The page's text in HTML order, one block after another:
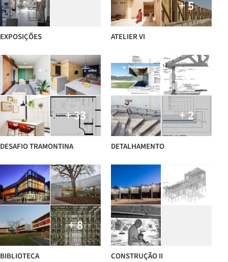
EXPOSIÇÕES
+ 5
ATELIER VI
+ 33
DESAFIO TRAMONTINA
+ 2
DETALHAMENTO
+ 8
BIBLIOTECA CONSTRUÇÃO II